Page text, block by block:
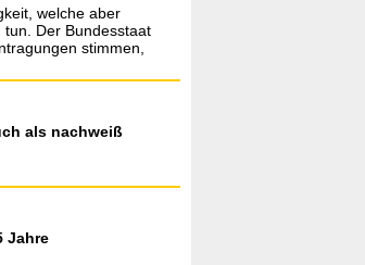
welche aber
Der Bundesstaat
stimmen,
als nachweiß
Jahre